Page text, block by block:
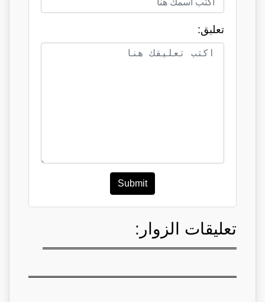
تعلبق:
Submit
تعليقات الزوار: